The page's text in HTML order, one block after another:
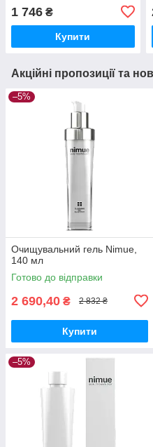
1 746 ₴
Купити
Акційні пропозиції та
–5%
Очищувальний гель Nimue,
140 мл
Готово до відправки
2 690,40 ₴ 2 832 ₴
Купити
–5%